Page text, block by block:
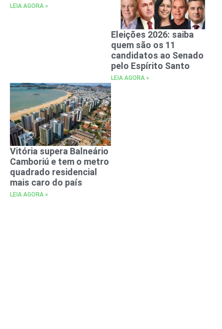
LEIA AGORA »
Eleições 2026: saiba
quem são os 11
candidatos ao Senado
pelo Espírito Santo
LEIA AGORA »
Vitória supera Balneário
Camboriú e tem o metro
quadrado residencial
mais caro do país
LEIA AGORA »